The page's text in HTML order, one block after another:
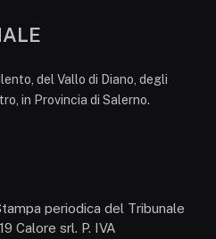
del Vallo di Diano, degli
in Provincia di Salerno.
periodica del Tribunale
Calore srl. P. IVA